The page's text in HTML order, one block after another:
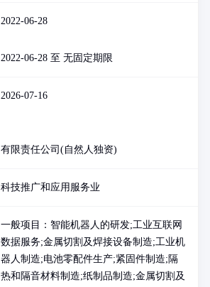
2022-06-28
2022-06-28 至 无固定期限
2026-07-16
有限责任公司(自然人独资)
科技推广和应用服务业
一般项目：智能机器人的研发;工业互联网
数据服务;金属切割及焊接设备制造;工业机
器人制造;电池零配件生产;紧固件制造;隔
热和隔音材料制造;纸制品制造;金属切割及